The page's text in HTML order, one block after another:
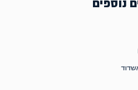
נוספים